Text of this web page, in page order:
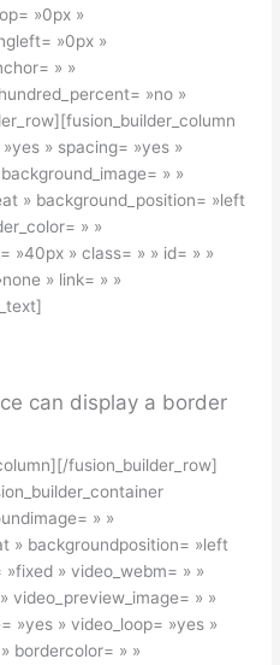
»0px »
»0px »
» »
»no »
»yes » spacing= »yes »
» »
» background_position= »left
» »
»40px » class= » » id= » »
» link= » »
can display a border
fusion_builder_row]
» »
» backgroundposition= »left
» video_webm= » »
video_preview_image= » »
»yes » video_loop= »yes »
bordercolor= » »